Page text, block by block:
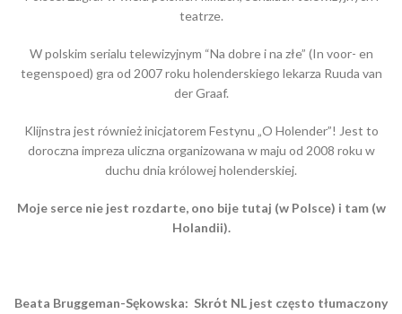
teatrze.
W polskim serialu telewizyjnym “Na dobre i na złe” (In voor- en
tegenspoed) gra od 2007 roku holenderskiego lekarza Ruuda van
der Graaf.
Klijnstra jest również inicjatorem Festynu „O Holender”! Jest to
doroczna impreza uliczna organizowana w maju od 2008 roku w
duchu dnia królowej holenderskiej.
Moje serce nie jest rozdarte, ono bije tutaj (w Polsce) i tam (w
Holandii).
Beata Bruggeman-Sękowska: Skrόt NL jest często tłumaczony